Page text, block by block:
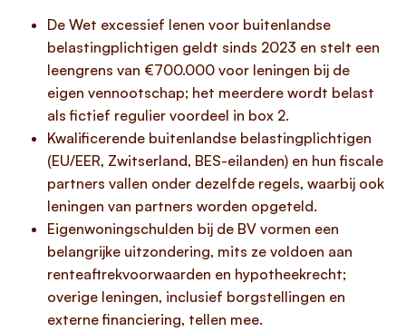
De Wet excessief lenen voor buitenlandse
belastingplichtigen geldt sinds 2023 en stelt een
leengrens van €700.000 voor leningen bij de
eigen vennootschap; het meerdere wordt belast
als fictief regulier voordeel in box 2.
Kwalificerende buitenlandse belastingplichtigen
(EU/EER, Zwitserland, BES-eilanden) en hun fiscale
partners vallen onder dezelfde regels, waarbij ook
leningen van partners worden opgeteld.
Eigenwoningschulden bij de BV vormen een
belangrijke uitzondering, mits ze voldoen aan
renteaftrekvoorwaarden en hypotheekrecht;
overige leningen, inclusief borgstellingen en
externe financiering, tellen mee.